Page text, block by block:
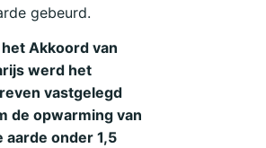
gebeurd.
het Akkoord van
werd het
vastgelegd
de opwarming van
aarde onder 1,5